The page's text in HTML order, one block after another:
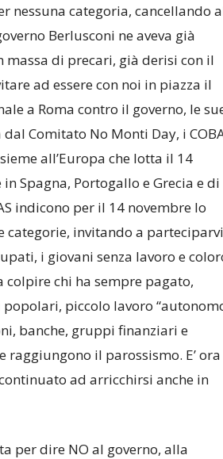
nessuna categoria, cancellando
Berlusconi ne aveva già
di precari, già derisi con il
ad essere con noi in piazza il
a Roma contro il governo, le
Comitato No Monti Day, i
all’Europa che lotta il 14
Spagna, Portogallo e Grecia e di
indicono per il 14 novembre lo
categorie, invitando a
i giovani senza lavoro e
chi ha sempre pagato,
piccolo lavoro
banche, gruppi finanziari e
il parossismo. E’ ora
ad arricchirsi anche in
per dire NO al governo, alla